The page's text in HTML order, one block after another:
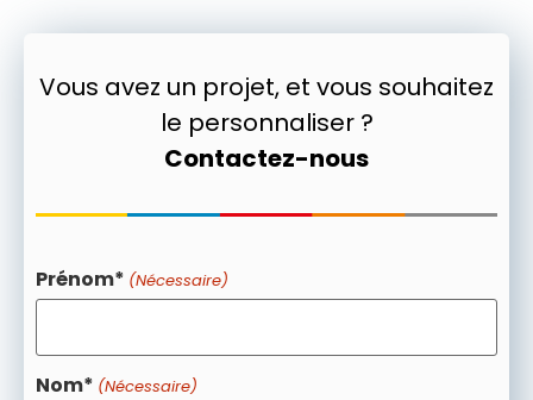
Vous avez un projet, et vous souhaitez
le personnaliser ?
Contactez-nous
Prénom* (Nécessaire)
Nom* (Nécessaire)